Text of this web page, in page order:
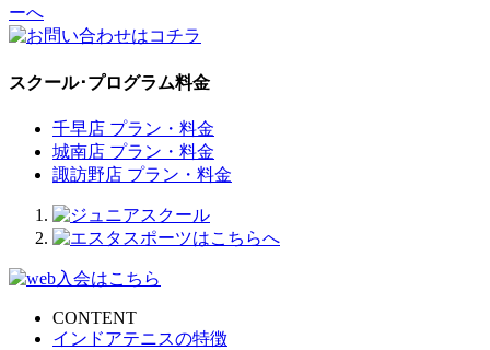
スクール･プログラム料金
千早店 プラン・料金
城南店 プラン・料金
諏訪野店 プラン・料金
CONTENT
インドアテニスの特徴